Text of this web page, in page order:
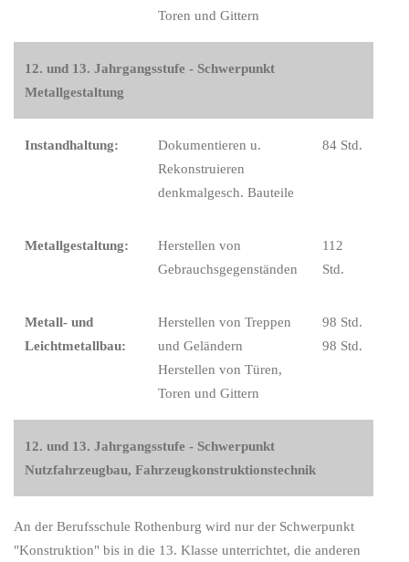
Toren und Gittern
12. und 13. Jahrgangsstufe - Schwerpunkt
Metallgestaltung
Instandhaltung:
Dokumentieren u.
Rekonstruieren
denkmalgesch. Bauteile
84 Std.
Metallgestaltung:
Herstellen von
Gebrauchsgegenständen
112
Std.
Metall- und
Leichtmetallbau:
Herstellen von Treppen
und Geländern
Herstellen von Türen,
Toren und Gittern
98 Std.
98 Std.
12. und 13. Jahrgangsstufe - Schwerpunkt
Nutzfahrzeugbau, Fahrzeugkonstruktionstechnik
An der Berufsschule Rothenburg wird nur der Schwerpunkt
"Konstruktion" bis in die 13. Klasse unterrichtet, die anderen